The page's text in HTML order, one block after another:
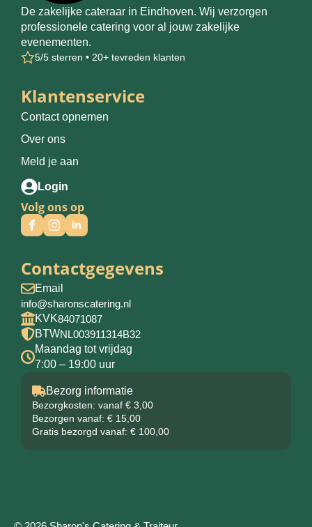
De zakelijke cateraar in Eindhoven. Wij verzorgen
professionele catering voor al jouw zakelijke
evenementen.
5/5 sterren • 20+ tevreden klanten
Klantenservice
Contact opnemen
Over ons
Meld je aan
Login
Volg ons op
Contactgegevens
Email
info@sharonscatering.nl
KVK84071087
BTWNL003911314B32
Maandag tot vrijdag
7:00 – 19:00 uur
Bezorg informatie
Bezorgkosten: vanaf € 3,00
Bezorgen vanaf: € 15,00
Gratis bezorgd vanaf: € 100,00